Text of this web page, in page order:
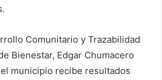
Comunitario y Trazabilidad
Bienestar, Edgar Chumacero
municipio recibe resultados